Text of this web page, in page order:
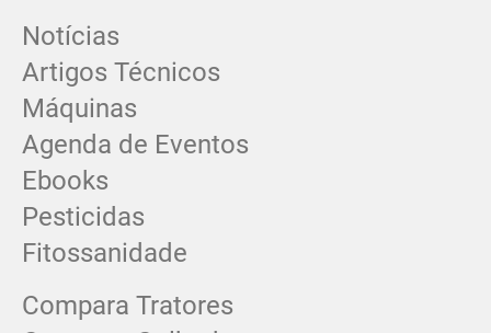
Notícias
Artigos Técnicos
Máquinas
Agenda de Eventos
Ebooks
Pesticidas
Fitossanidade
Compara Tratores